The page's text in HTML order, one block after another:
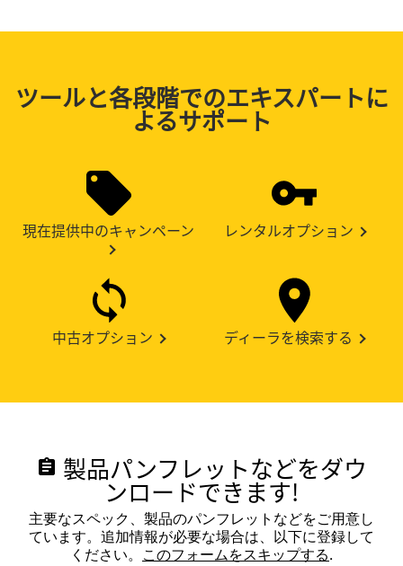
ツールと各段階でのエキスパートに
よるサポート
現在提供中のキャンペーン レンタルオプション
中古オプション ディーラを検索する
assignment 製品パンフレットなどをダウ
ンロードできます!
主要なスペック、製品のパンフレットなどをご用意し
ています。追加情報が必要な場合は、以下に登録して
ください。 このフォームをスキップする.